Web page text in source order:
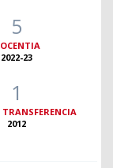
5
2022-23
1
TRANSFERENCIA
2012